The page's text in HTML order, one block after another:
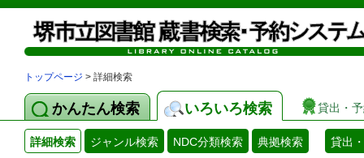
トップページ > 詳細検索
かんたん検索 いろいろ検索 貸出・
詳細検索 ジャンル検索 NDC分類検索 典拠検索 貸出